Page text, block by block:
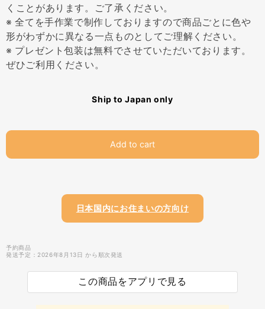
くことがあります。ご了承ください。
※ 全てを手作業で制作しておりますので商品ごとに色や
形がわずかに異なる一点ものとしてご理解ください。
※ プレゼント包装は無料でさせていただいております。
ぜひご利用ください。
Ship to Japan only
Add to cart
日本国内にお住まいの方向け
予約商品
発送予定：2026年8月13日 から順次発送
この商品をアプリで見る